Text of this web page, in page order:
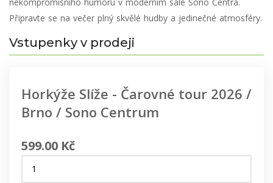
Připravte se na večer plný skvělé hudby a jedinečné atmosféry.
Vstupenky v prodeji
Horkýže Slíže - Čarovné tour 2026 /
Brno / Sono Centrum
599.00 Kč